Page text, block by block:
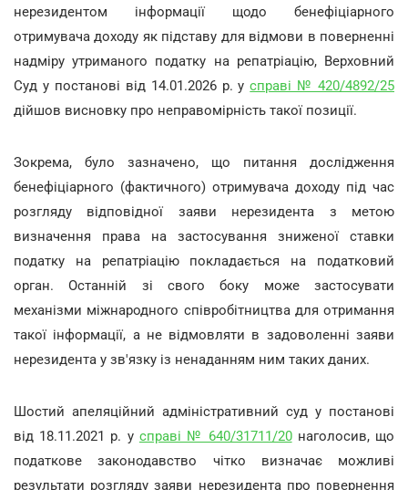
нерезидентом інформації щодо бенефіціарного
отримувача доходу як підставу для відмови в поверненні
надміру утриманого податку на репатріацію, Верховний
Суд у постанові від 14.01.2026 р. усправі № 420/4892/25
дійшов висновку про неправомірність такої позиції.
Зокрема, було зазначено, що питання дослідження
бенефіціарного (фактичного) отримувача доходу під час
розгляду відповідної заяви нерезидента з метою
визначення права на застосування зниженої ставки
податку на репатріацію покладається на податковий
орган. Останній зі свого боку може застосувати
механізми міжнародного співробітництва для отримання
такої інформації, а не відмовляти в задоволенні заяви
нерезидента у зв'язку із ненаданням ним таких даних.
Шостий апеляційний адміністративний суд у постанові
від 18.11.2021 р. у справі № 640/31711/20наголосив, що
податкове законодавство чітко визначає можливі
результати розгляду заяви нерезидента про повернення